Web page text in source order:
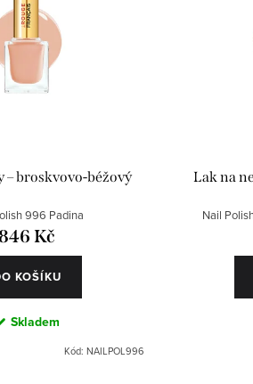
– broskvovo-béžový
996 Padina
Kč
KOŠÍKU
Skladem
Kód: NAILPOL996
Lak na
Nail